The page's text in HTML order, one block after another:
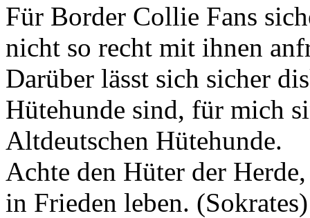
Für Border Collie Fans
nicht so recht mit ihnen
Darüber lässt sich sicher
Hütehunde sind, für mich
Altdeutschen Hütehunde.
Achte den Hüter der
in Frieden leben. (Sokrates)